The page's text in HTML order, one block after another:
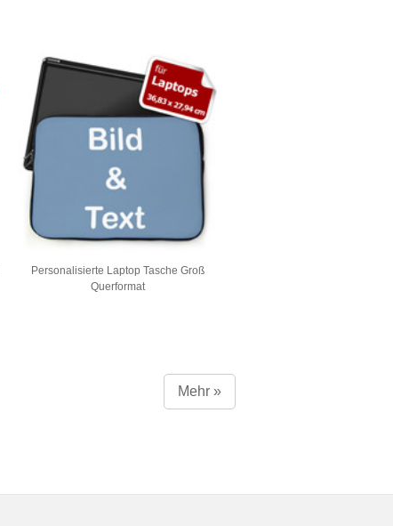
Personalisierte Laptop Tasche Groß
Querformat
Mehr »